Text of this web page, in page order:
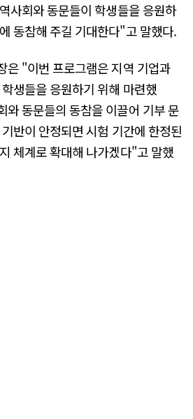
사회와 동문들이 학생들을 응원하
동참해 주길 기대한다"고 말했다.
은 "이번 프로그램은 지역 기업과
생들을 응원하기 위해 마련했
와 동문들의 동참을 이끌어 기부 문
반이 안정되면 시험 기간에 한정된
체계로 확대해 나가겠다"고 말했